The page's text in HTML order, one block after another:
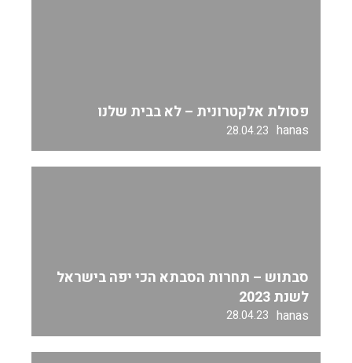
פסולת אלקטרונית – לא בבית שלנו
hanas
28.04.23
סבתוש – תחרות הסבתא הכי יפה בישראל
לשנת 2023
hanas
28.04.23